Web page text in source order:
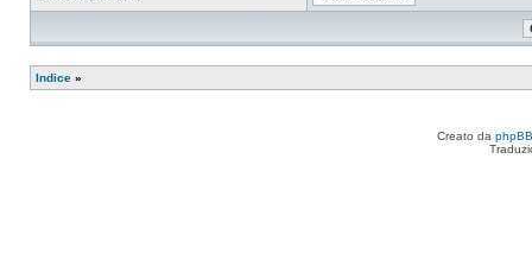
Indice »
Creato da phpBB